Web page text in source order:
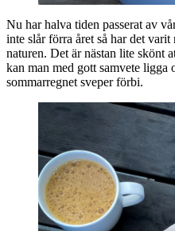
Nu har halva tiden passerat av
inte slår förra året så har det
naturen. Det är nästan lite skönt
kan man med gott samvete ligga
sommarregnet sveper förbi.